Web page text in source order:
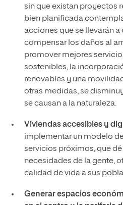
sin que existan proyectos
bien planificada
acciones que se llevarán
compensar los daños al
promover mejores
sostenibles, la
renovables y una
otras medidas, se
se causan a la naturaleza.
Viviendas accesibles y
implementar un modelo
servicios próximos, que dé
necesidades de la gente,
calidad de vida a sus
Generar espacios